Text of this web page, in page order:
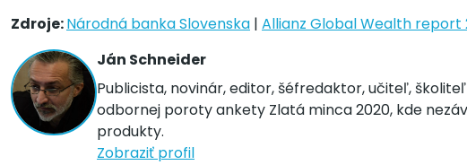
Zdroje:Národná banka Slovenska | Allianz Global Wealth report
Ján Schneider
Publicista, novinár, editor, šéfredaktor, učiteľ,
odbornej poroty ankety Zlatá minca 2020, kde
produkty.
Zobraziť profil